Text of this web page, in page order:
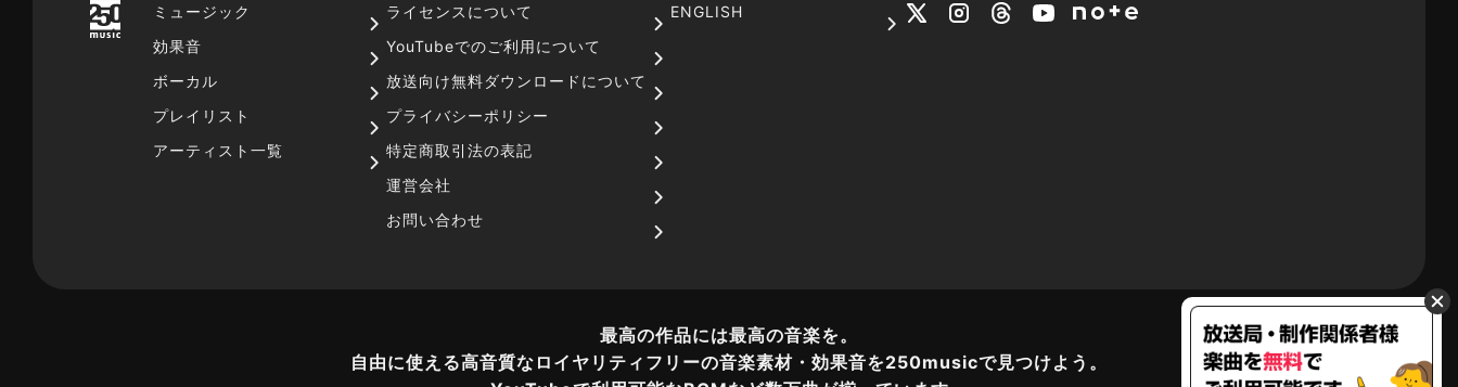
ミュージック
効果音
ボーカル
プレイリスト
アーティスト一覧
ライセンスについて
YouTubeでのご利用について
放送向け無料ダウンロードについて
プライバシーポリシー
特定商取引法の表記
運営会社
お問い合わせ
ENGLISH
最高の作品には最高の音楽を。
自由に使える高音質なロイヤリティフリーの音楽素材・効果音を250musicで見つけよう。